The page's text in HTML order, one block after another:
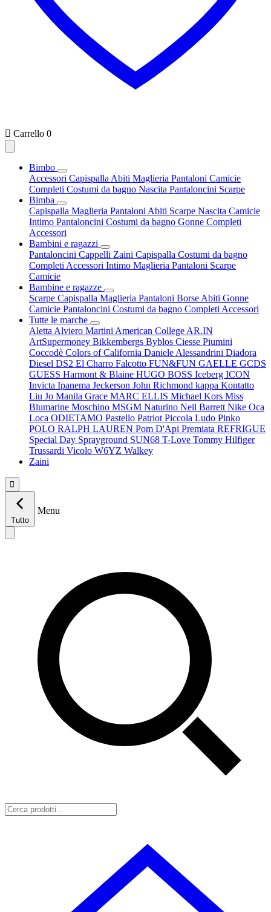
 Carrello 0
Bimbo
Accessori Capispalla Abiti Maglieria Pantaloni Camicie
Completi Costumi da bagno Nascita Pantaloncini Scarpe
Bimba
Capispalla Maglieria Pantaloni Abiti Scarpe Nascita Camicie
Intimo Pantaloncini Costumi da bagno Gonne Completi
Accessori
Bambini e ragazzi
Pantaloncini Cappelli Zaini Capispalla Costumi da bagno
Completi Accessori Intimo Maglieria Pantaloni Scarpe
Camicie
Bambine e ragazze
Scarpe Capispalla Maglieria Pantaloni Borse Abiti Gonne
Camicie Pantaloncini Costumi da bagno Completi Accessori
Tutte le marche
Aletta Alviero Martini American College AR.IN
ArtSupermoney Bikkembergs Byblos Ciesse Piumini
Coccodè Colors of California Daniele Alessandrini Diadora
Diesel DS2 El Charro Falcotto FUN&FUN GAELLE GCDS
GUESS Harmont & Blaine HUGO BOSS Iceberg ICON
Invicta Ipanema Jeckerson John Richmond kappa Kontatto
Liu Jo Manila Grace MARC ELLIS Michael Kors Miss
Blumarine Moschino MSGM Naturino Neil Barrett Nike Oca
Loca ODIETAMO Pastello Patriot Piccola Ludo Pinko
POLO RALPH LAUREN Pom D'Api Premiata REFRIGUE
Special Day Sprayground SUN68 T-Love Tommy Hilfiger
Trussardi Vicolo W6YZ Walkey
Zaini

Tutto
Menu